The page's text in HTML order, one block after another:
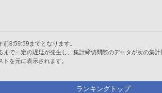
8:59:59までとなります。
で一定の遅延が発生し、集計締切間際のデータが次の集
を元に表示されます。
ランキングトップ